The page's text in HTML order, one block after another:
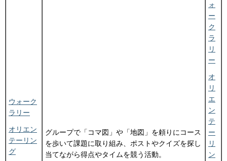
ウォーク
ラリー
オリエン
テーリン
グ
グループで「コマ図」や「地図」を頼りにコース
を歩いて課題に取り組み、ポストやクイズを探し
当てながら得点やタイムを競う活動。
ォ
ー
ク
ラ
リ
ー
オ
リ
エ
ン
テ
ー
リ
ン